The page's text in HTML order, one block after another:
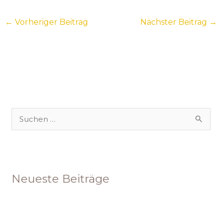
← Vorheriger Beitrag Nächster Beitrag →
e
Neueste Beiträge